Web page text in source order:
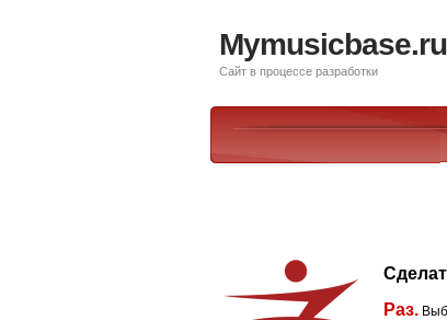
Mymusicbase.ru
Сайт в процессе разработки
Раз.